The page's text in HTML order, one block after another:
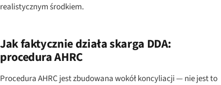
realistycznym środkiem.
Jak faktycznie działa skarga DDA:
procedura AHRC
Procedura AHRC jest zbudowana wokół koncyliacji — nie jest to